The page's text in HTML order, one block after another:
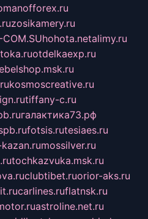
zosikamery.ru
hohota.netalimy.ru
otdelkaexp.ru
kosmoscreative.ru
tiffany-c.ru
галактика73.рф
fotsis.rutesiaes.ru
mossilver.ru
tochkazvuka.msk.ru
clubtibet.ruorior-aks.ru
carlines.ruflatnsk.ru
astroline.net.ru